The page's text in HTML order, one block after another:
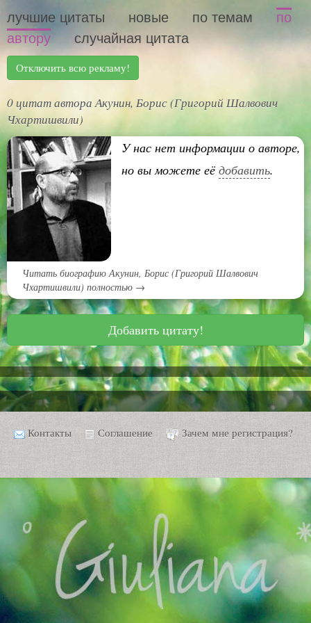
лучшие цитаты новые по темам
по
автору
случайная цитата
Отключить всю рекламу!
0 цитат автора Акунин, Борис (Григорий Шалвович
Чхартишвили)
У нас нет информации о авторе,
но вы можете её добавить.
Читать биографию Акунин, Борис (Григорий Шалвович
Чхартишвили) полностью →
Добавить цитату!
Контакты Соглашение Зачем мне регистрация?